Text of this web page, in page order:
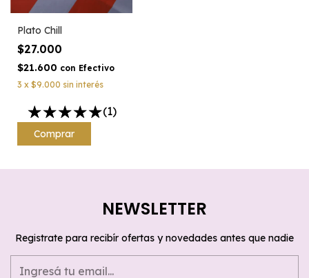
Plato Chill
$27.000
$21.600 con Efectivo
3 x $9.000 sin interés
(1)
NEWSLETTER
Registrate para recibír ofertas y novedades antes que nadie